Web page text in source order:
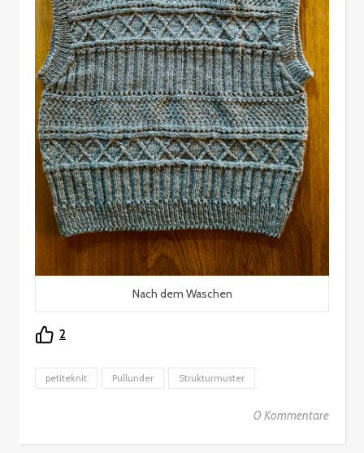
Nach dem Waschen
2
petiteknit Pullunder Strukturmuster
0 Kommentare